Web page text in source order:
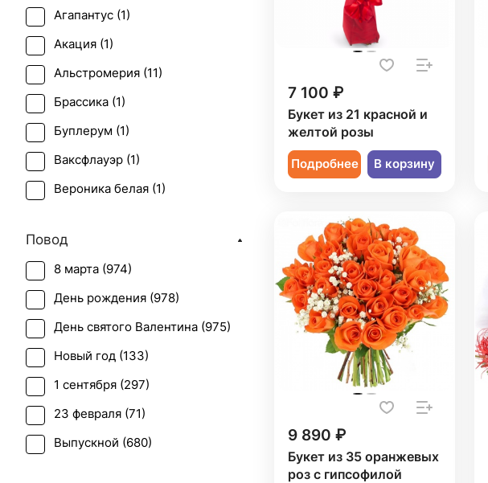
7 100 ₽
Букет из 21 красной и
желтой розы
Подробнее В корзину
9 890 ₽
Букет из 35 оранжевых
роз с гипсофилой
Агапантус (1)
Акация (1)
Альстромерия (11)
Брассика (1)
Буплерум (1)
Ваксфлауэр (1)
Вероника белая (1)
Гербера (
Гиперикум (23
Гипсофила (37)
Гортензия ( 4)
Грин белл (1)
Ирис (37)
Калла (14)
Краспедия (2)
Повод
8 марта (974)
День рождения (978)
День святого Валентина (975)
Новый год (133)
1 сентября (297)
23 февраля (71)
Выпускной (680)